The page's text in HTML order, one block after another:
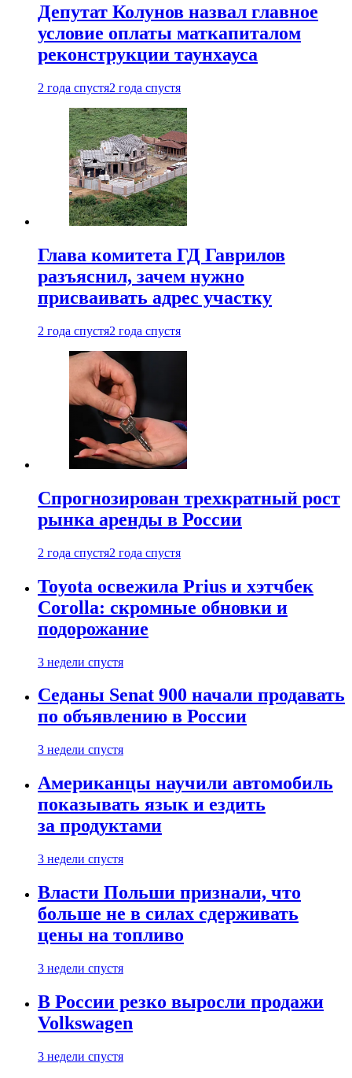
Депутат Колунов назвал главное
условие оплаты маткапиталом
реконструкции таунхауса
2 года спустя2 года спустя
Глава комитета ГД Гаврилов
разъяснил, зачем нужно
присваивать адрес участку
2 года спустя2 года спустя
Спрогнозирован трехкратный рост
рынка аренды в России
2 года спустя2 года спустя
Toyota освежила Prius и хэтчбек
Corolla: скромные обновки и
подорожание
3 недели спустя
Седаны Senat 900 начали продавать
по объявлению в России
3 недели спустя
Американцы научили автомобиль
показывать язык и ездить
за продуктами
3 недели спустя
Власти Польши признали, что
больше не в силах сдерживать
цены на топливо
3 недели спустя
В России резко выросли продажи
Volkswagen
3 недели спустя